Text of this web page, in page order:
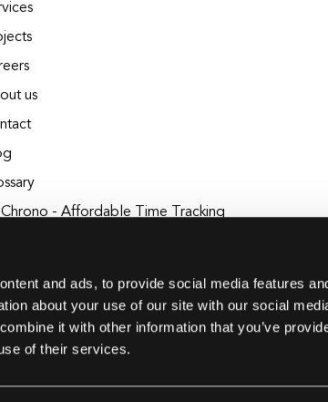
and ads, to provide social media features
about your use of our site with our social
it with other information that you’ve
of their services.
us
Chrono - Affordable Time Tracking